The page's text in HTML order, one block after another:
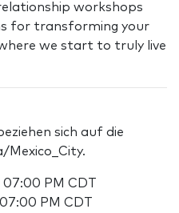
workshops
for transforming your
we start to truly live
sich auf die
Mexico_City.
PM CDT
PM CDT